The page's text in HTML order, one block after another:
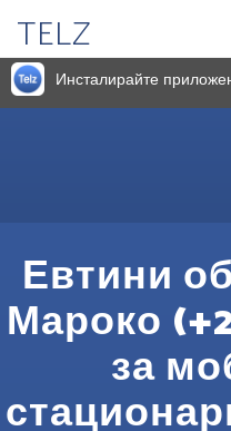
TELZ
Инсталирайте
Евтини
Мароко
за